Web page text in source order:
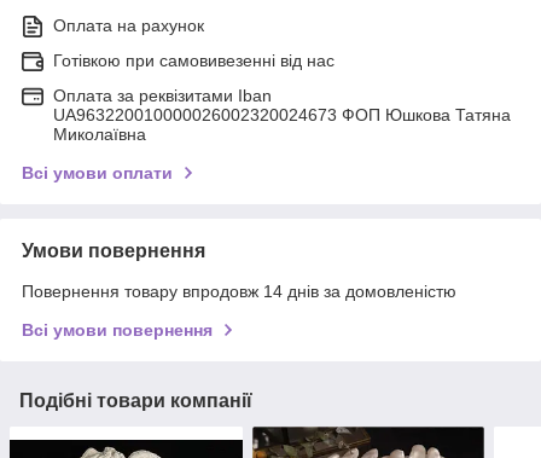
Оплата на рахунок
Готівкою при самовивезенні від нас
Оплата за реквізитами Iban
UA963220010000026002320024673 ФОП Юшкова Татяна
Миколаївна
Всі умови оплати
Умови повернення
Повернення товару впродовж 14 днів за домовленістю
Всі умови повернення
Подібні товари компанії